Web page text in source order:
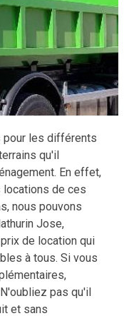
pour les différents
qu'il
En effet,
de ces
nous pouvons
Jose,
de location qui
à tous. Si vous
pas qu'il
et sans